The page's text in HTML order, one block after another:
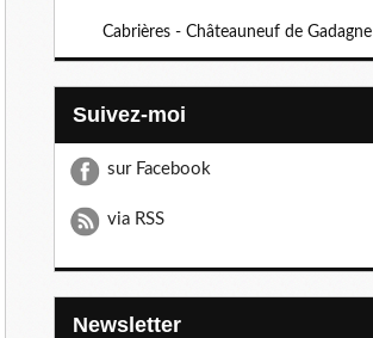
Cabrières - Châteauneuf de Gadagne
Suivez-moi
sur Facebook
via RSS
Newsletter